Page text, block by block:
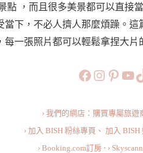
洞
陰
陽
點 ，而且很多美景都可以直接
當下，不必人擠人那麼煩躁。
一張照片都可以輕鬆拿捏大片
https://
https://
旅行美食小短片
› 我們的網店：購買專屬旅遊
› 加入 BISH 粉絲專頁、 加入 BISH
› Booking.com訂房 · ›